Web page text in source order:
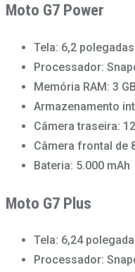
Moto G7 Power
Tela: 6,2
Processador:
Memória RAM: 3 GB
Armazenamento
Câmera traseira:
Câmera frontal de
Bateria: 5.000 mAh
Moto G7 Plus
Tela: 6,24
Processador: